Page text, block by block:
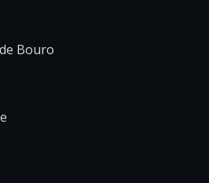
Bouro